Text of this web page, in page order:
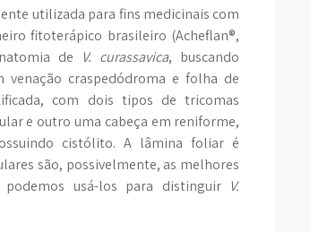
utilizada para fins medicinais com
fitoterápico brasileiro (Acheflan®,
de V. curassavica, buscando
venação craspedódroma e folha de
com dois tipos de tricomas
e outro uma cabeça em reniforme,
cistólito. A lâmina foliar é
são, possivelmente, as melhores
usá-los para distinguir V.